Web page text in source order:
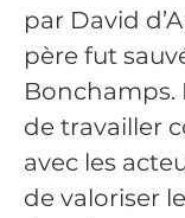
par David
père fut
Bonchamps.
de travailler
avec les
de valoriser